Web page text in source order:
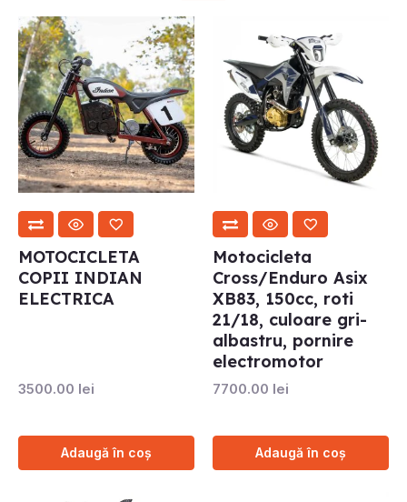
MOTOCICLETA
COPII INDIAN
ELECTRICA
3500.00 lei
Adaugă în coș
Motocicleta
Cross/Enduro Asix
XB83, 150cc, roti
21/18, culoare gri-
albastru, pornire
electromotor
7700.00 lei
Adaugă în coș